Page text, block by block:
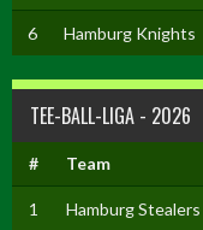
6 Hamburg Knights
TEE-BALL-LIGA - 2026
# Team
1 Hamburg Stealers